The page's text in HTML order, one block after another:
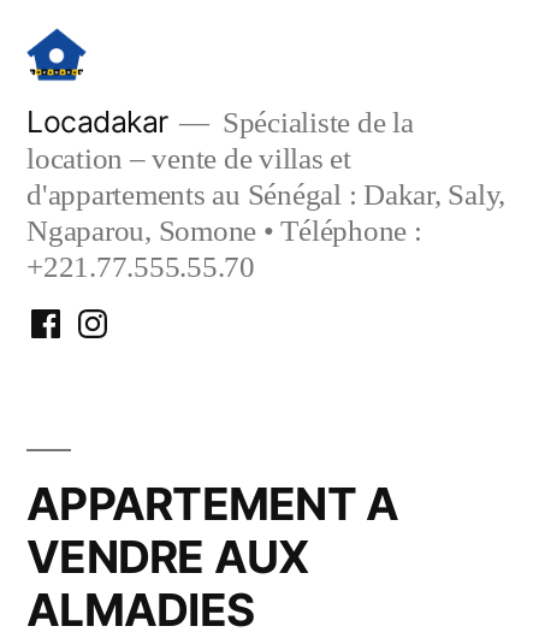
contenu
Locadakar
Spécialiste de la
location – vente de villas et
d'appartements au Sénégal : Dakar, Saly,
Ngaparou, Somone • Téléphone :
+221.77.555.55.70
FacebookInstagram
APPARTEMENT A
VENDRE AUX
ALMADIES